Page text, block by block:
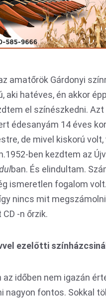
amatőrök Gárdonyi
aki hatéves, én akkor
el színészkedni. Azt
édesanyám 14 éves
de mivel kiskorú
ben kezdtem az
ban. És elindultam.
ismeretlen fogalom
nincs mit
-n őrzik.
ezelőtti
időben nem igazán
nagyon fontos. Sokkal